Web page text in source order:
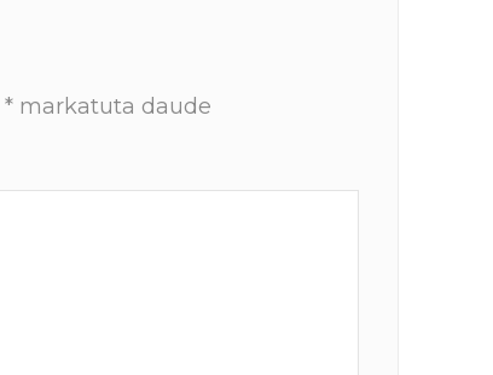
*markatuta daude